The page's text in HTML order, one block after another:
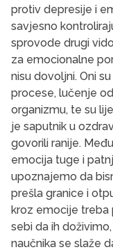
protiv depresije i
savjesno
sprovode drugi
za emocionalne
nisu dovoljni. Oni
procese, lučenje
organizmu, te su
je saputnik u
govorili ranije.
emocija tuge i
upoznajemo da
prešla granice i
kroz emocije treba
sebi da ih
naučnika se slaže